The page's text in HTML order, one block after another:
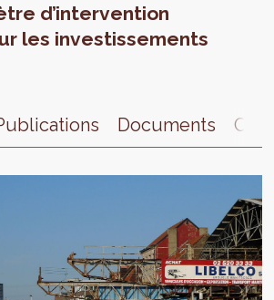
d’intervention
les investissements
Documents